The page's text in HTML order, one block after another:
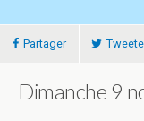
Partager
Dimanche 9